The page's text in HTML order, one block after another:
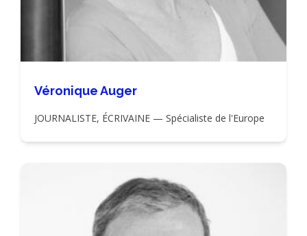
Véronique Auger
JOURNALISTE, ÉCRIVAINE — Spécialiste de l'Europe